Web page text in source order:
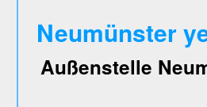
Neumünster
Außenstelle